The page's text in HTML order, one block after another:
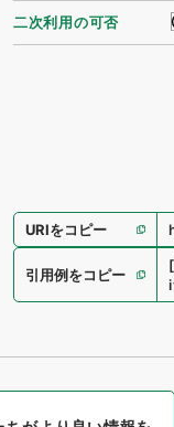
二次利用の可否
URIをコピー
引用例をコピー